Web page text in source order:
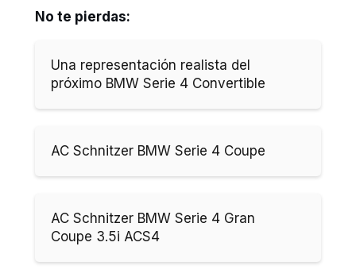
No te pierdas:
Una representación realista del
próximo BMW Serie 4 Convertible
AC Schnitzer BMW Serie 4 Coupe
AC Schnitzer BMW Serie 4 Gran
Coupe 3.5i ACS4